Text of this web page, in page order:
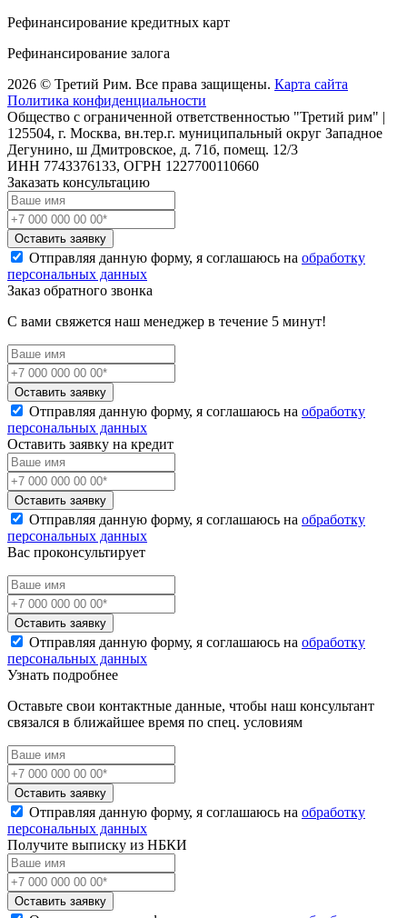
Рефинансирование кредитных карт
Рефинансирование залога
2026 © Третий Рим. Все права защищены. Карта сайта
Политика конфиденциальности
Общество с ограниченной ответственностью "Третий рим" |
125504, г. Москва, вн.тер.г. муниципальный округ Западное
Дегунино, ш Дмитровское, д. 71б, помещ. 12/3
ИНН 7743376133, ОГРН 1227700110660
Заказать консультацию
Оставить заявку
Отправляя данную форму, я соглашаюсь на обработку
персональных данных
Заказ обратного звонка
С вами свяжется наш менеджер в течение 5 минут!
Оставить заявку
Отправляя данную форму, я соглашаюсь на обработку
персональных данных
Оставить заявку на кредит
Оставить заявку
Отправляя данную форму, я соглашаюсь на обработку
персональных данных
Вас проконсультирует
Оставить заявку
Отправляя данную форму, я соглашаюсь на обработку
персональных данных
Узнать подробнее
Оставьте свои контактные данные, чтобы наш консультант
связался в ближайшее время по спец. условиям
Оставить заявку
Отправляя данную форму, я соглашаюсь на обработку
персональных данных
Получите выписку из НБКИ
Оставить заявку